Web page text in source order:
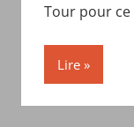
Tour pour
Lire